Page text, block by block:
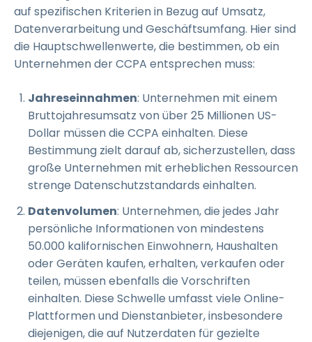
auf spezifischen Kriterien in Bezug auf Umsatz,
Datenverarbeitung und Geschäftsumfang. Hier sind
die Hauptschwellenwerte, die bestimmen, ob ein
Unternehmen der CCPA entsprechen muss:
Jahreseinnahmen: Unternehmen mit einem
Bruttojahresumsatz von über 25 Millionen US-
Dollar müssen die CCPA einhalten. Diese
Bestimmung zielt darauf ab, sicherzustellen, dass
große Unternehmen mit erheblichen Ressourcen
strenge Datenschutzstandards einhalten.
Datenvolumen: Unternehmen, die jedes Jahr
persönliche Informationen von mindestens
50.000 kalifornischen Einwohnern, Haushalten
oder Geräten kaufen, erhalten, verkaufen oder
teilen, müssen ebenfalls die Vorschriften
einhalten. Diese Schwelle umfasst viele Online-
Plattformen und Dienstanbieter, insbesondere
diejenigen, die auf Nutzerdaten für gezielte